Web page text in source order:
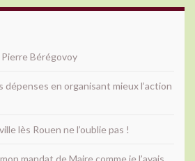
Bérégovoy
dépenses en organisant mieux l’action
lès Rouen ne l’oublie pas !
mandat de Maire comme je l’avais